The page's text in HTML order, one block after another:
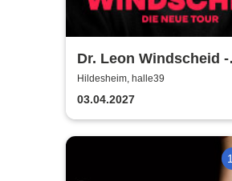
Dr. Leon Windscheid -
Einfach sein
Hildesheim, halle39
03.04.2027